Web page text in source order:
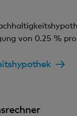
von 0.25 % pro